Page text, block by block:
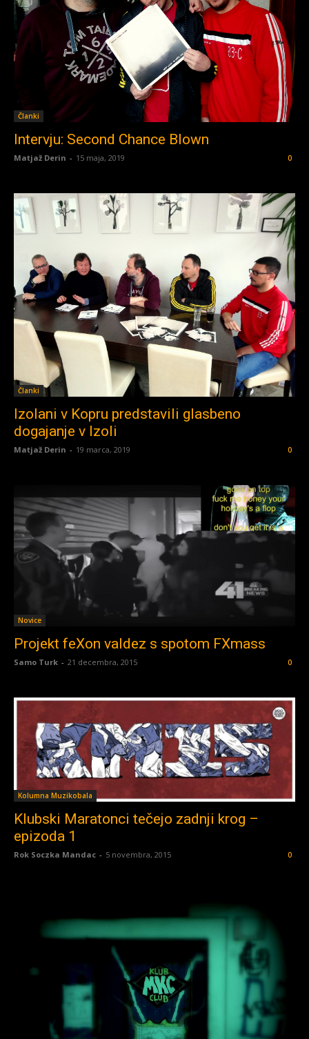
Članki
Intervju: Second Chance Blown
Matjaž Derin - 15 maja, 2019 0
Članki
Izolani v Kopru predstavili glasbeno
dogajanje v Izoli
Matjaž Derin - 19 marca, 2019 0
Novice
Projekt feXon valdez s spotom FXmass
Samo Turk - 21 decembra, 2015 0
Kolumna Muzikobala
Klubski Maratonci tečejo zadnji krog –
epizoda 1
Rok Soczka Mandac - 5 novembra, 2015 0